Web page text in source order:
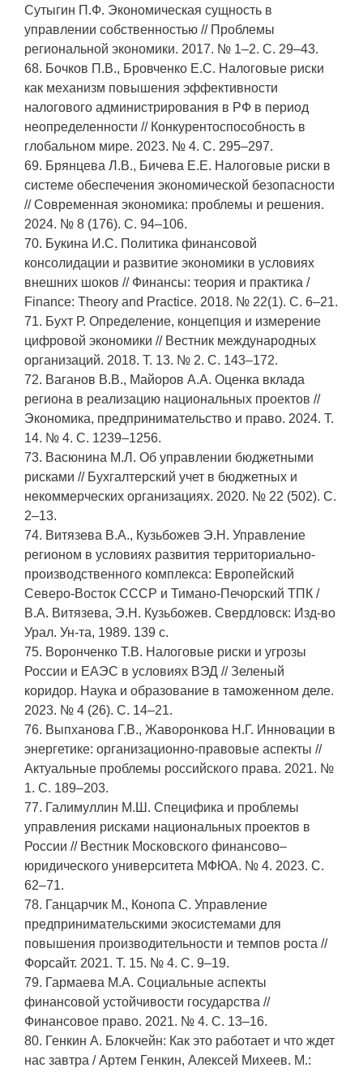
Сутыгин П.Ф. Экономическая сущность в
управлении собственностью // Проблемы
региональной экономики. 2017. № 1–2. С. 29–43.
68. Бочков П.В., Бровченко Е.С. Налоговые риски
как механизм повышения эффективности
налогового администрирования в РФ в период
неопределенности // Конкурентоспособность в
глобальном мире. 2023. № 4. С. 295–297.
69. Брянцева Л.В., Бичева Е.Е. Налоговые риски в
системе обеспечения экономической безопасности
// Современная экономика: проблемы и решения.
2024. № 8 (176). С. 94–106.
70. Букина И.С. Политика финансовой
консолидации и развитие экономики в условиях
внешних шоков // Финансы: теория и практика /
Finance: Theory and Practice. 2018. № 22(1). С. 6–21.
71. Бухт Р. Определение, концепция и измерение
цифровой экономики // Вестник международных
организаций. 2018. Т. 13. № 2. С. 143–172.
72. Ваганов В.В., Майоров А.А. Оценка вклада
региона в реализацию национальных проектов //
Экономика, предпринимательство и право. 2024. Т.
14. № 4. С. 1239–1256.
73. Васюнина М.Л. Об управлении бюджетными
рисками // Бухгалтерский учет в бюджетных и
некоммерческих организациях. 2020. № 22 (502). С.
2–13.
74. Витязева В.А., Кузьбожев Э.Н. Управление
регионом в условиях развития территориально-
производственного комплекса: Европейский
Северо-Восток СССР и Тимано-Печорский ТПК /
В.А. Витязева, Э.Н. Кузьбожев. Свердловск: Изд-во
Урал. Ун-та, 1989. 139 с.
75. Воронченко Т.В. Налоговые риски и угрозы
России и ЕАЭС в условиях ВЭД // Зеленый
коридор. Наука и образование в таможенном деле.
2023. № 4 (26). С. 14–21.
76. Выпханова Г.В., Жаворонкова Н.Г. Инновации в
энергетике: организационно-правовые аспекты //
Актуальные проблемы российского права. 2021. №
1. С. 189–203.
77. Галимуллин М.Ш. Специфика и проблемы
управления рисками национальных проектов в
России // Вестник Московского финансово–
юридического университета МФЮА. № 4. 2023. С.
62–71.
78. Ганцарчик М., Конопа С. Управление
предпринимательскими экосистемами для
повышения производительности и темпов роста //
Форсайт. 2021. Т. 15. № 4. С. 9–19.
79. Гармаева М.А. Социальные аспекты
финансовой устойчивости государства //
Финансовое право. 2021. № 4. С. 13–16.
80. Генкин А. Блокчейн: Как это работает и что ждет
нас завтра / Артем Генкин, Алексей Михеев. М.: